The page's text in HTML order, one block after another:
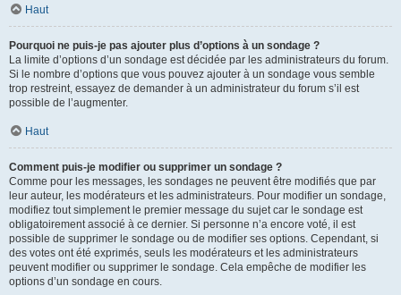
Haut
Pourquoi ne puis-je pas ajouter plus d’options à un sondage ?
La limite d’options d’un sondage est décidée par les administrateurs du forum.
Si le nombre d’options que vous pouvez ajouter à un sondage vous semble
trop restreint, essayez de demander à un administrateur du forum s’il est
possible de l’augmenter.
Haut
Comment puis-je modifier ou supprimer un sondage ?
Comme pour les messages, les sondages ne peuvent être modifiés que par
leur auteur, les modérateurs et les administrateurs. Pour modifier un sondage,
modifiez tout simplement le premier message du sujet car le sondage est
obligatoirement associé à ce dernier. Si personne n’a encore voté, il est
possible de supprimer le sondage ou de modifier ses options. Cependant, si
des votes ont été exprimés, seuls les modérateurs et les administrateurs
peuvent modifier ou supprimer le sondage. Cela empêche de modifier les
options d’un sondage en cours.